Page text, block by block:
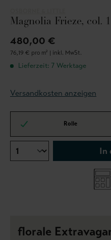
Magnolia Frieze, col. 1
480,00 €
76,19 € pro m² | inkl. MwSt.
Lieferzeit: 7 Werktage
Versandkosten anzeigen
Rolle
In
florale